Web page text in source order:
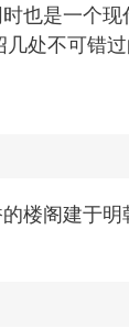
也是一个
处不可错过
楼阁建于